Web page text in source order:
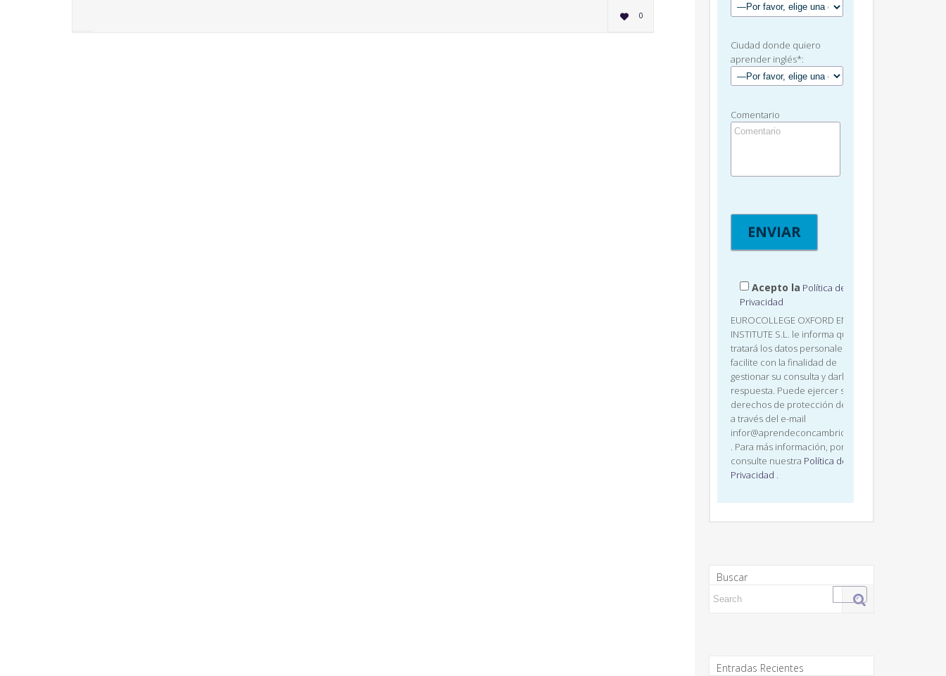
 LOVE
IT0
Ciudad donde quiero
aprender inglés*:
Comentario
Acepto la Política de
Privacidad
EUROCOLLEGE OXFORD ENGLISH
INSTITUTE S.L. le informa que
tratará los datos personales que
facilite con la finalidad de
gestionar su consulta y darle
respuesta. Puede ejercer sus
derechos de protección de datos
a través del e-mail
infor@aprendeconcambridge.com
. Para más información, por favor,
consulte nuestra Política de
Privacidad .
Buscar
Entradas Recientes